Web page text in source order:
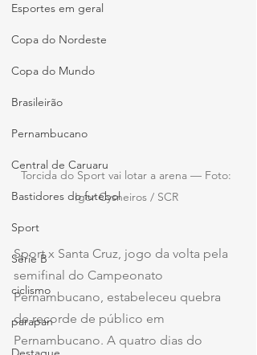
Esportes em geral
Copa do Nordeste
Copa do Mundo
Brasileirão
Pernambucano
Central de Caruaru
Bastidores do futebol
Sport
Série B
ciclismo
parapan
Torcida do Sport vai lotar a arena — Foto:
Igor Cysneiros / SCR
Sport x Santa Cruz, jogo da volta pela
semifinal do Campeonato
Pernambucano, estabeleceu quebra
de recorde de público em
Pernambucano. A quatro dias do